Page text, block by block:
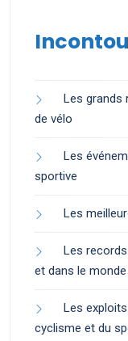
Les grands
de vélo
Les
sportive
Les
Les
et dans le
Les
cyclisme et du